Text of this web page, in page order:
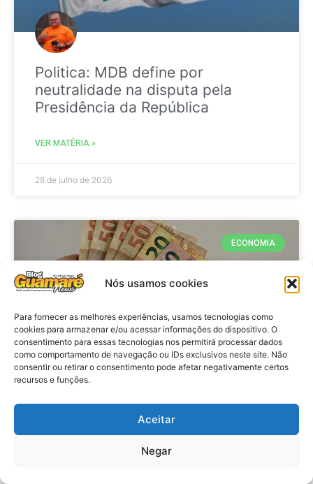
Nós usamos cookies
Para fornecer as melhores experiências, usamos tecnologias como
cookies para armazenar e/ou acessar informações do dispositivo. O
consentimento para essas tecnologias nos permitirá processar dados
como comportamento de navegação ou IDs exclusivos neste site. Não
consentir ou retirar o consentimento pode afetar negativamente certos
recursos e funções.
Aceitar
Negar
Politica: MDB define por
neutralidade na disputa pela
Presidência da República
VER MATÉRIA »
28 de julho de 2026
ECONOMIA
Economia: Beneficiários com NIS
de final 7 recebem Bolsa Família
de julho